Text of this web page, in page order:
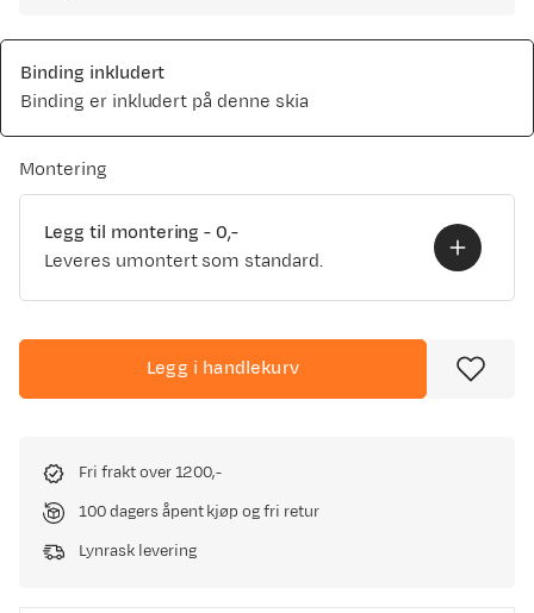
Binding inkludert
Binding er inkludert på denne skia
Montering
Legg til montering -0,-
Leveres umontert som standard.
Legg i handlekurv
Fri frakt over 1200,-
100 dagers åpent kjøp og fri retur
Lynrask levering